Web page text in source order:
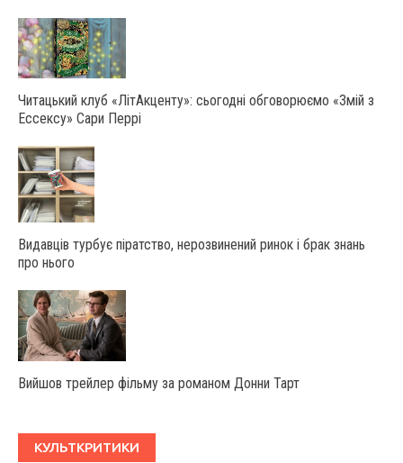
Читацький клуб «ЛітАкценту»: сьогодні обговорюємо «Змій з
Ессексу» Сари Перрі
Видавців турбує піратство, нерозвинений ринок і брак знань
про нього
Вийшов трейлер фільму за романом Донни Тарт
КУЛЬТКРИТИКИ